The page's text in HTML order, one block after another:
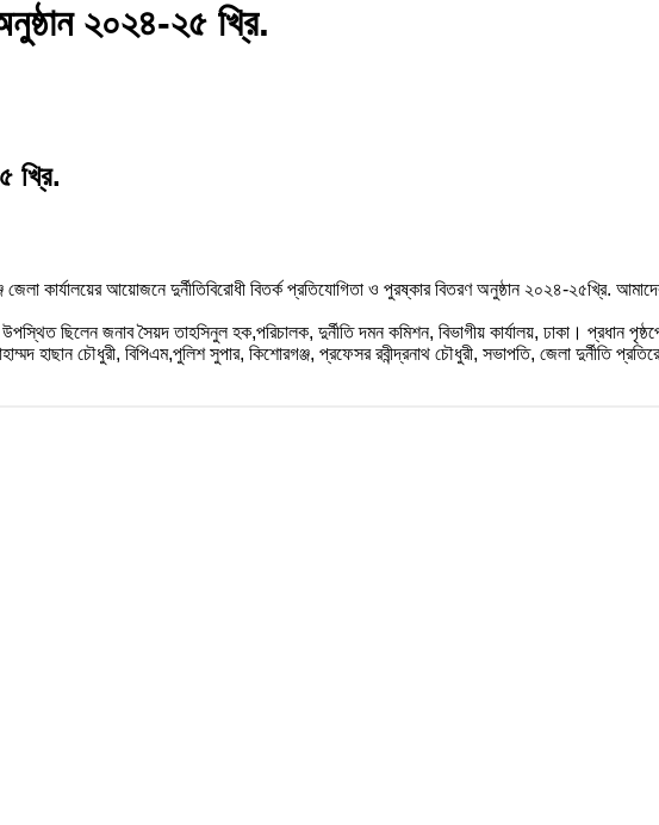
২০২৪-২৫ খ্রি.
খ্রি.
কার্যালয়ের আয়োজনে দুর্নীতিবিরোধী বিতর্ক প্রতিযোগিতা ও পুরষ্কার বিতরণ অনুষ্ঠান ২০২৪-২৫খ্রি.
ছিলেন জনাব সৈয়দ তাহসিনুল হক,পরিচালক, দুর্নীতি দমন কমিশন, বিভাগীয় কার্যালয়, ঢাকা। প্রধান
হাছান চৌধুরী, বিপিএম,পুলিশ সুপার, কিশোরগঞ্জ, প্রফেসর রবীন্দ্রনাথ চৌধুরী, সভাপতি, জেলা দুর্নীতি